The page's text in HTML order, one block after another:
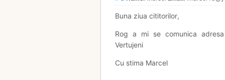
Buna ziua cititorilor,
Rog a mi se comunica
Vertujeni
Cu stima Marcel